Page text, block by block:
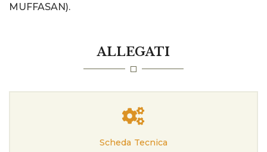
MUFFASAN).
ALLEGATI
Scheda Tecnica